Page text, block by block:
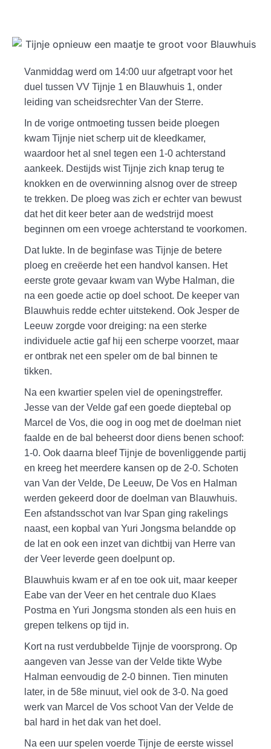
Vanmiddag werd om 14:00 uur afgetrapt voor het
duel tussen VV Tijnje 1 en Blauwhuis 1, onder
leiding van scheidsrechter Van der Sterre.
In de vorige ontmoeting tussen beide ploegen
kwam Tijnje niet scherp uit de kleedkamer,
waardoor het al snel tegen een 1-0 achterstand
aankeek. Destijds wist Tijnje zich knap terug te
knokken en de overwinning alsnog over de streep
te trekken. De ploeg was zich er echter van bewust
dat het dit keer beter aan de wedstrijd moest
beginnen om een vroege achterstand te voorkomen.
Dat lukte. In de beginfase was Tijnje de betere
ploeg en creëerde het een handvol kansen. Het
eerste grote gevaar kwam van Wybe Halman, die
na een goede actie op doel schoot. De keeper van
Blauwhuis redde echter uitstekend. Ook Jesper de
Leeuw zorgde voor dreiging: na een sterke
individuele actie gaf hij een scherpe voorzet, maar
er ontbrak net een speler om de bal binnen te
tikken.
Na een kwartier spelen viel de openingstreffer.
Jesse van der Velde gaf een goede dieptebal op
Marcel de Vos, die oog in oog met de doelman niet
faalde en de bal beheerst door diens benen schoof:
1-0. Ook daarna bleef Tijnje de bovenliggende partij
en kreeg het meerdere kansen op de 2-0. Schoten
van Van der Velde, De Leeuw, De Vos en Halman
werden gekeerd door de doelman van Blauwhuis.
Een afstandsschot van Ivar Span ging rakelings
naast, een kopbal van Yuri Jongsma belandde op
de lat en ook een inzet van dichtbij van Herre van
der Veer leverde geen doelpunt op.
Blauwhuis kwam er af en toe ook uit, maar keeper
Eabe van der Veer en het centrale duo Klaes
Postma en Yuri Jongsma stonden als een huis en
grepen telkens op tijd in.
Kort na rust verdubbelde Tijnje de voorsprong. Op
aangeven van Jesse van der Velde tikte Wybe
Halman eenvoudig de 2-0 binnen. Tien minuten
later, in de 58e minuut, viel ook de 3-0. Na goed
werk van Marcel de Vos schoot Van der Velde de
bal hard in het dak van het doel.
Na een uur spelen voerde Tijnje de eerste wissel